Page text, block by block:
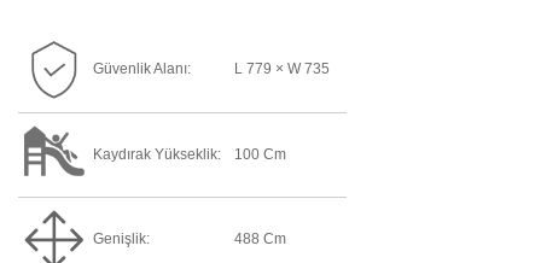
Güvenlik Alanı: L 779 × W 735
Kaydırak Yükseklik: 100 Cm
Genişlik: 488 Cm